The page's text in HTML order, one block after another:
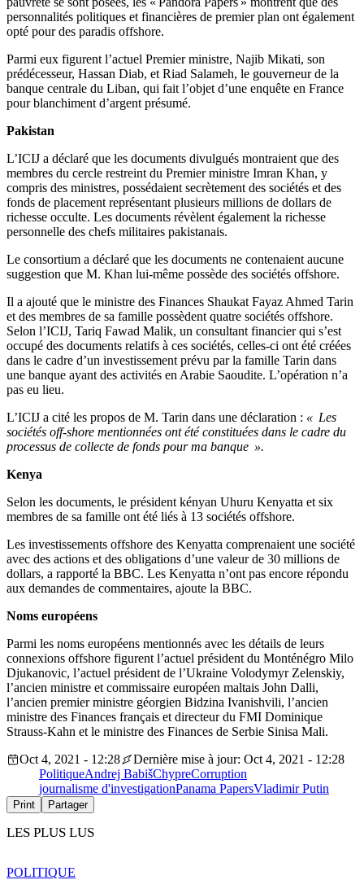
personnalités politiques et financières de premier plan ont également
opté pour des paradis offshore.
Parmi eux figurent l’actuel Premier ministre, Najib Mikati, son
prédécesseur, Hassan Diab, et Riad Salameh, le gouverneur de la
banque centrale du Liban, qui fait l’objet d’une enquête en France
pour blanchiment d’argent présumé.
Pakistan
L’ICIJ a déclaré que les documents divulgués montraient que des
membres du cercle restreint du Premier ministre Imran Khan, y
compris des ministres, possédaient secrètement des sociétés et des
fonds de placement représentant plusieurs millions de dollars de
richesse occulte. Les documents révèlent également la richesse
personnelle des chefs militaires pakistanais.
Le consortium a déclaré que les documents ne contenaient aucune
suggestion que M. Khan lui-même possède des sociétés offshore.
Il a ajouté que le ministre des Finances Shaukat Fayaz Ahmed Tarin
et des membres de sa famille possèdent quatre sociétés offshore.
Selon l’ICIJ, Tariq Fawad Malik, un consultant financier qui s’est
occupé des documents relatifs à ces sociétés, celles-ci ont été créées
dans le cadre d’un investissement prévu par la famille Tarin dans
une banque ayant des activités en Arabie Saoudite. L’opération n’a
pas eu lieu.
L’ICIJ a cité les propos de M. Tarin dans une déclaration : « Les
sociétés off-shore mentionnées ont été constituées dans le cadre du
processus de collecte de fonds pour ma banque ».
Kenya
Selon les documents, le président kényan Uhuru Kenyatta et six
membres de sa famille ont été liés à 13 sociétés offshore.
Les investissements offshore des Kenyatta comprenaient une société
avec des actions et des obligations d’une valeur de 30 millions de
dollars, a rapporté la BBC. Les Kenyatta n’ont pas encore répondu
aux demandes de commentaires, ajoute la BBC.
Noms européens
Parmi les noms européens mentionnés avec les détails de leurs
connexions offshore figurent l’actuel président du Monténégro Milo
Djukanovic, l’actuel président de l’Ukraine Volodymyr Zelenskiy,
l’ancien ministre et commissaire européen maltais John Dalli,
l’ancien premier ministre géorgien Bidzina Ivanishvili, l’ancien
ministre des Finances français et directeur du FMI Dominique
Strauss-Kahn et le ministre des Finances de Serbie Sinisa Mali.
Oct 4, 2021 - 12:28
Dernière mise à jour: Oct 4, 2021 - 12:28
PolitiqueAndrej BabišChypreCorruption
journalisme d'investigationPanama PapersVladimir Putin
Print Partager
LES PLUS LUS
POLITIQUE